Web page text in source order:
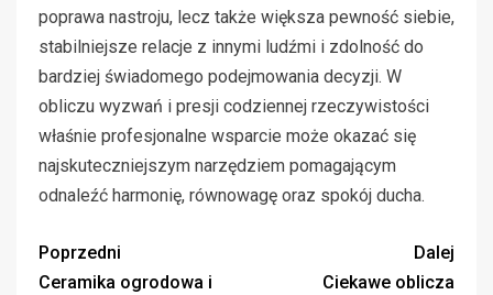
poprawa nastroju, lecz także większa pewność siebie,
stabilniejsze relacje z innymi ludźmi i zdolność do
bardziej świadomego podejmowania decyzji. W
obliczu wyzwań i presji codziennej rzeczywistości
właśnie profesjonalne wsparcie może okazać się
najskuteczniejszym narzędziem pomagającym
odnaleźć harmonię, równowagę oraz spokój ducha.
Poprzedni
Ceramika ogrodowa i
Dalej
Ciekawe oblicza